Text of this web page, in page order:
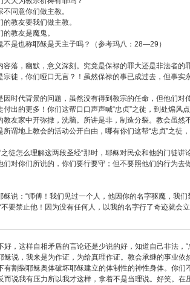
同意你们做主教。
教友要我们做主教。
教友是魔鬼。
不是也称耶稣是天主子吗？（参考玛八：28—29）
容落，幽默，意义深刻。究竟是保禄的罪大还是非法者的
宗徒，你们哑口无言？！虽然保禄的事已成过去，但事实
因时代背景的问题，虽然没有得到教宗的任命，但他们对
付出的更多！你们这帮口口声声喊“忠贞”之徒，到处煽风
教友家中开弥撒，洗脑。所讲是非，制造分裂。教会虽然
所谓地上教会的活动公开自由，哪有你们这帮“忠贞”之徒
之徒怎么理解这两段圣经“那时，耶稣对民众和他的门徒讲
们对你们所说的，你们要行要守；但不要照他们的行为去
稣说：“师傅！我们见过一个人，他因你的名字驱魔，我
不要禁止他！因为没有任何人，以我的名字行了奇迹就会
好，这样自相矛盾的言论还是少说的好，知道自己非法，
稣说，我来是为作证，为给真理作证。教会承继的事业依
有割裂耶稣奥体破坏耶稣建立的体制性的神性身体。你们
而说我有压力所以我才这样，拿着不是当理说。好笑。在